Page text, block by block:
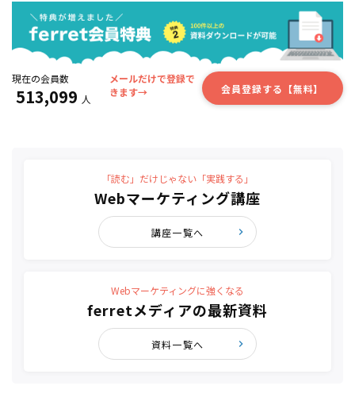
現在の会員数
513,099 人
メールだけで登録で
きます→
会員登録する【無料】
「読む」だけじゃない「実践する」
Webマーケティング講座
講座一覧へ
Webマーケティングに強くなる
ferretメディアの最新資料
資料一覧へ